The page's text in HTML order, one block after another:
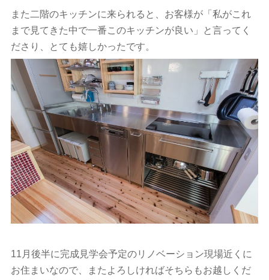
また二階のキッチンに来られると、お客様が「私がこれ
まで見てきた中で一番このキッチンが良い」と言ってく
ださり、とても嬉しかったです。
11月後半に完成見学会予定のリノベーション現場近くに
お住まいなので、またよろしければそちらもお越しくだ